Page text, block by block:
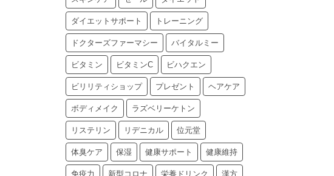
ダイエットサポート トレーニング
ドクターズファーマシー バイタルミー
ビタミン ビタミンC ビハクエン
ビリリティショップ プレゼント ヘアケア
ボディメイク ラズベリーケトン
リステリン リデニカル 位元堂
体臭ケア 保湿 健康サポート 健康維持
免疫力 新型コロナ 栄養ドリンク 漢方